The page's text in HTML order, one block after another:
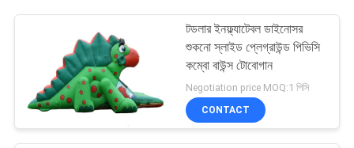
টডলার ইনফ্ল্যাটেবল ডাইনোসর
শুকনো স্লাইড প্লেগ্রাউন্ড পিভিসি
কম্বো বাউন্স টোবোগান
Negotiation price MOQ:1 পিসি
CONTACT